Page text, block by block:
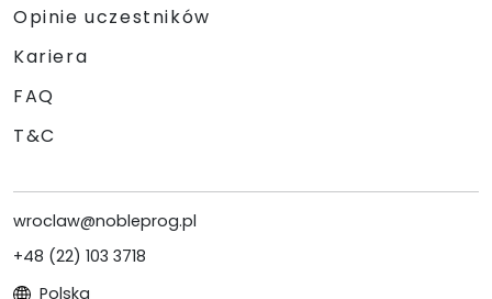
Opinie uczestników
Kariera
FAQ
T&C
wroclaw@nobleprog.pl
+48 (22) 103 3718
Polska